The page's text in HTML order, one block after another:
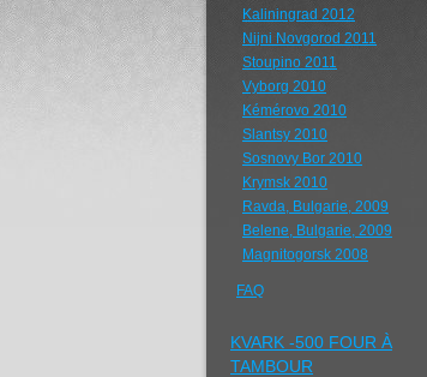
Kaliningrad 2012
Nijni Novgorod 2011
Stoupino 2011
Vyborg 2010
Kémérovo 2010
Slantsy 2010
Sosnovy Bor 2010
Krymsk 2010
Ravda, Bulgarie, 2009
Belene, Bulgarie, 2009
Magnitogorsk 2008
FAQ
KVARK -500 FOUR À
TAMBOUR